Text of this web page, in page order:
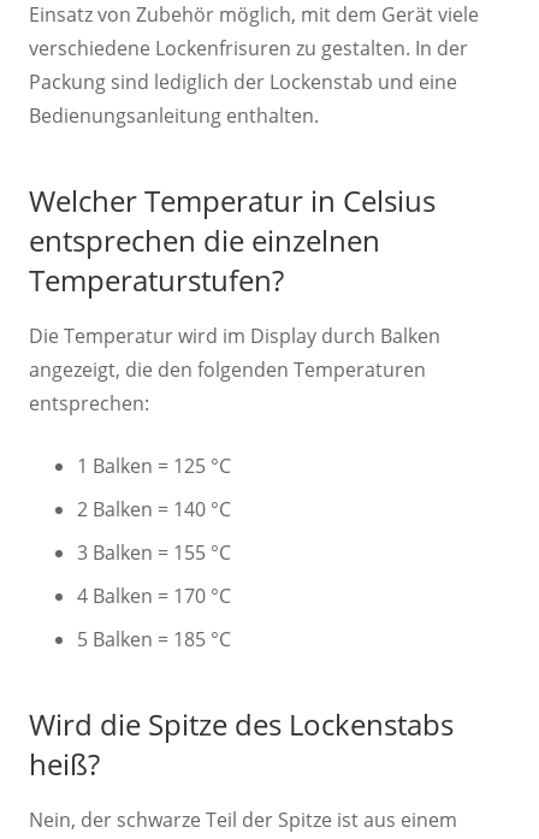
Einsatz von Zubehör möglich, mit dem Gerät viele
verschiedene Lockenfrisuren zu gestalten. In der
Packung sind lediglich der Lockenstab und eine
Bedienungsanleitung enthalten.
Welcher Temperatur in Celsius
entsprechen die einzelnen
Temperaturstufen?
Die Temperatur wird im Display durch Balken
angezeigt, die den folgenden Temperaturen
entsprechen:
1 Balken = 125 °C
2 Balken = 140 °C
3 Balken = 155 °C
4 Balken = 170 °C
5 Balken = 185 °C
Wird die Spitze des Lockenstabs
heiß?
Nein, der schwarze Teil der Spitze ist aus einem